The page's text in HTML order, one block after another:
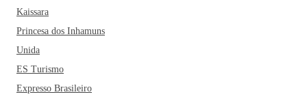
Kaissara
Princesa dos Inhamuns
Unida
ES Turismo
Expresso Brasileiro